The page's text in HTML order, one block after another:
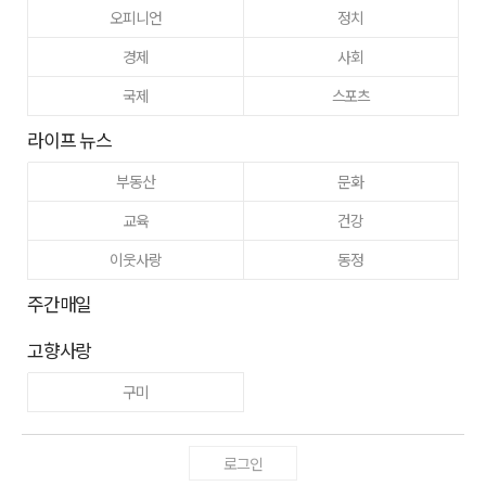
오피니언
정치
경제
사회
국제
스포츠
라이프 뉴스
부동산
문화
교육
건강
이웃사랑
동정
주간매일
고향사랑
구미
로그인